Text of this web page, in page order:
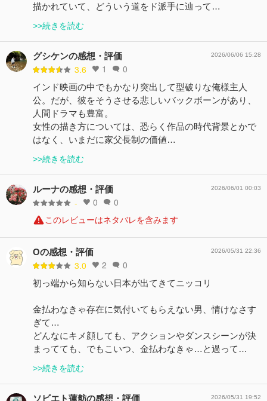
描かれていて、どういう道をド派手に辿って…
>>続きを読む
グシケンの感想・評価
3.6 1 0
2026/06/06 15:28
インド映画の中でもかなり突出して型破りな俺様主人
公。だが、彼をそうさせる悲しいバックボーンがあり、
人間ドラマも豊富。
女性の描き方については、恐らく作品の時代背景とかで
はなく、いまだに家父長制の価値…
>>続きを読む
ルーナの感想・評価
- 0 0
2026/06/01 00:03
このレビューはネタバレを含みます
Oの感想・評価
3.0 2 0
2026/05/31 22:36
初っ端から知らない日本が出てきてニッコリ
金払わなきゃ存在に気付いてもらえない男、情けなさす
ぎて…
どんなにキメ顔しても、アクションやダンスシーンが決
まってても、でもこいつ、金払わなきゃ…と過って…
>>続きを読む
ソビエト蓮舫の感想・評価 2026/05/31 19:52